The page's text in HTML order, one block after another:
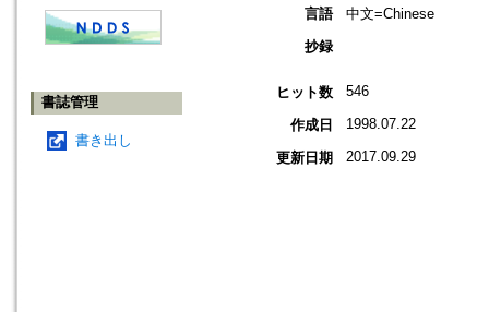
書誌管理
書き出し
言語
中文=Chinese
抄録
ヒット数 546
作成日 1998.07.22
更新日期 2017.09.29